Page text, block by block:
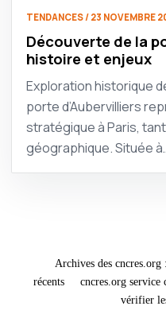
TENDANCES / 23 NOVEMBRE
Découverte de la
histoire et enjeux
Exploration historique
porte d’Aubervilliers
stratégique à Paris,
géographique. Située
Archives des cncres.org
récents
cncres.org service
vérifier